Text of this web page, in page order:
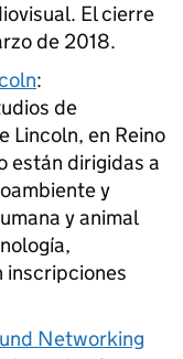
El cierre
de 2018.
:
de
Lincoln, en Reino
están dirigidas a
y
y animal
inscripciones
Networking